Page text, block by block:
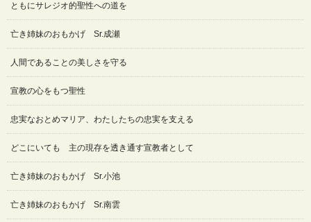
ともにサレジオ的聖性への道を
亡き姉妹のおもかげ Sr.成瀬
人間であることの美しさを守る
宣教の心をもつ聖性
忠実なおとめマリア、わたしたちの忠実を支える
どこにいても 主の現存を透き通す宣教者として
亡き姉妹のおもかげ Sr.小池
亡き姉妹のおもかげ Sr.南雲